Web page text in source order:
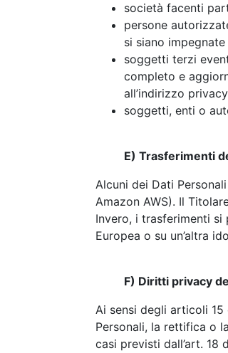
società facenti
persone
si siano
soggetti terzi
completo e
all’indirizzo
soggetti, enti o
E) Trasferimenti
Alcuni dei Dati
Amazon AWS). Il
Invero, i trasferimenti
Europea o su un’altra
F) Diritti privacy
Ai sensi degli articoli 15
Personali, la rettifica o
casi previsti dall’art.